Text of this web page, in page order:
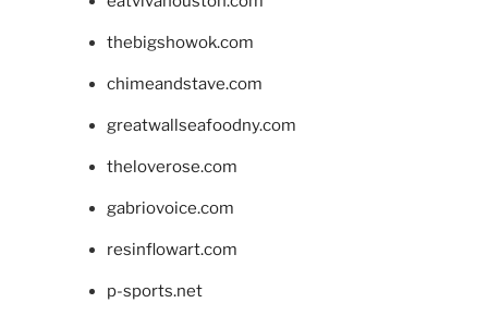
thebigshowok.com
chimeandstave.com
greatwallseafoodny.com
theloverose.com
gabriovoice.com
resinflowart.com
p-sports.net